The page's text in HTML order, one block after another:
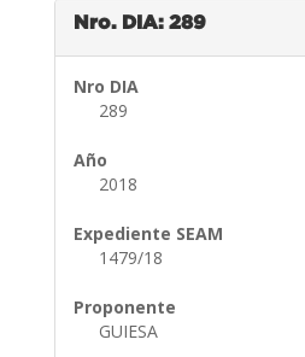
Nro. DIA: 289
Nro DIA
289
Año
2018
Expediente SEAM
1479/18
Proponente
GUIESA